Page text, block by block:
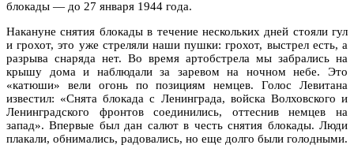
блокады — до 27 января 1944 года.
Накануне снятия блокады в течение нескольких дней стояли гул
и грохот, это уже стреляли наши пушки: грохот, выстрел есть, а
разрыва снаряда нет. Во время артобстрела мы забрались на
крышу дома и наблюдали за заревом на ночном небе. Это
«катюши» вели огонь по позициям немцев. Голос Левитана
известил: «Снята блокада с Ленинграда, войска Волховского и
Ленинградского фронтов соединились, оттеснив немцев на
запад». Впервые был дан салют в честь снятия блокады. Люди
плакали, обнимались, радовались, но еще долго были голодными.